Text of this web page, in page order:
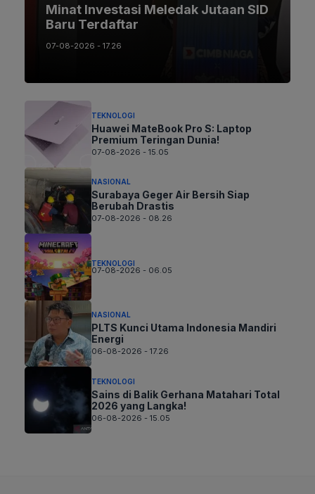
Minat Investasi Meledak Jutaan SID
Baru Terdaftar
07-08-2026 - 17.26
TEKNOLOGI
Huawei MateBook Pro S: Laptop
Premium Teringan Dunia!
07-08-2026 - 15.05
NASIONAL
Surabaya Geger Air Bersih Siap
Berubah Drastis
07-08-2026 - 08.26
TEKNOLOGI
07-08-2026 - 06.05
NASIONAL
PLTS Kunci Utama Indonesia Mandiri
Energi
06-08-2026 - 17.26
TEKNOLOGI
Sains di Balik Gerhana Matahari Total
2026 yang Langka!
06-08-2026 - 15.05